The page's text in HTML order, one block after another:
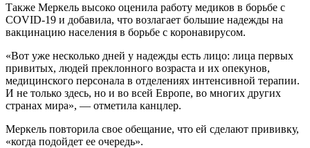
Также Меркель высоко оценила работу медиков в борьбе с
COVID-19 и добавила, что возлагает большие надежды на
вакцинацию населения в борьбе с коронавирусом.
«Вот уже несколько дней у надежды есть лицо: лица первых
привитых, людей преклонного возраста и их опекунов,
медицинского персонала в отделениях интенсивной терапии.
И не только здесь, но и во всей Европе, во многих других
странах мира», — отметила канцлер.
Меркель повторила свое обещание, что ей сделают прививку,
«когда подойдет ее очередь».